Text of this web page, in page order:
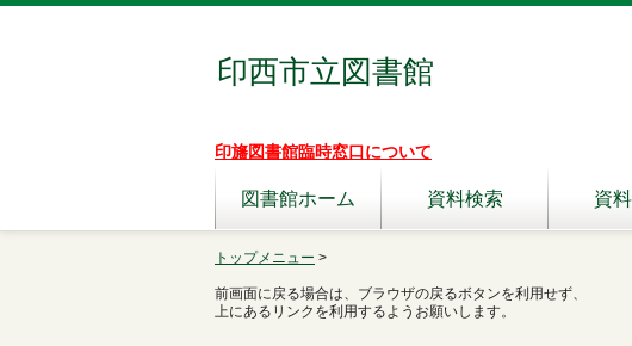
印西市立図書館
印旛図書館臨時窓口について
図書館ホーム 資料検索 資
トップメニュー >
前画面に戻る場合は、ブラウザの戻るボタンを利用せず、
上にあるリンクを利用するようお願いします。